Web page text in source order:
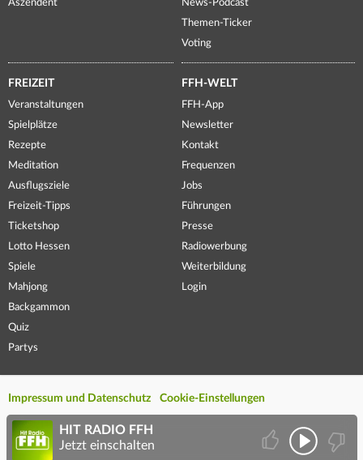
Aszendent
News-Podcast
Themen-Ticker
Voting
FREIZEIT
Veranstaltungen
Spielplätze
Rezepte
Meditation
Ausflugsziele
Freizeit-Tipps
Ticketshop
Lotto Hessen
Spiele
Mahjong
Backgammon
Quiz
Partys
FFH-WELT
FFH-App
Newsletter
Kontakt
Frequenzen
Jobs
Führungen
Presse
Radiowerbung
Weiterbildung
Login
Impressum und Datenschutz Cookie-Einstellungen
HIT RADIO FFH
Jetzt einschalten